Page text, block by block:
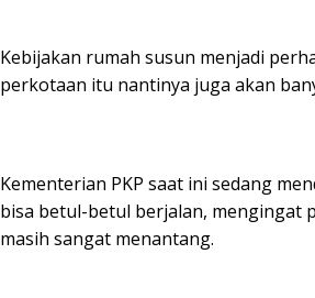
Kebijakan rumah susun menjadi
perkotaan itu nantinya juga akan
Kementerian PKP saat ini sedang
bisa betul-betul berjalan, mengingat
masih sangat menantang.